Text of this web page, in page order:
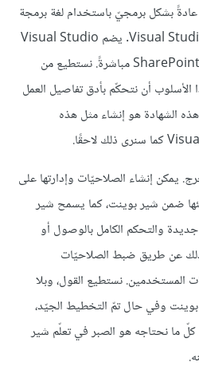
بشكل برمجيّ باستخدام لغة برمجة
مثل #C وأدوات متقدّمة مثل Visual Studio. يضم Visual Studio
قوالب مشاريع جاهزة للعمل مع SharePoint مباشرةً. نستطيع من
الأسلوب أن نتحكّم بأدق تفاصيل العمل
الشهادة هو إنشاء مثل هذه
يمكن إنشاء الصلاحيّات وإدارتها على
ضمن شير بوينت، كما يسمح شير
والتحكم الكامل بالوصول أو
عن طريق ضبط الصلاحيّات
نستطيع القول، وبلا
بوينت وفي حال تمّ التخطيط الجيّد،
ما نحتاجه هو الصبر في تعلّم شير